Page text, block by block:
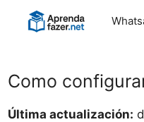
Como
Última actualización: